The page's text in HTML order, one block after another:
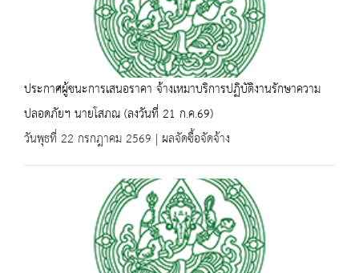
ประกาศผู้ชนะการเสนอราคา จ้างเหมาบริการปฏิบัติงานรักษาความ
ปลอดภัยฯ นายโสภณ (ลงวันที่ 21 ก.ค.69)
วันพุธที่ 22 กรกฎาคม 2569 | ผลจัดซื้อจัดจ้าง